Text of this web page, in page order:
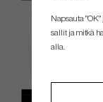
Napsauta
sallit ja mitkä
alla.